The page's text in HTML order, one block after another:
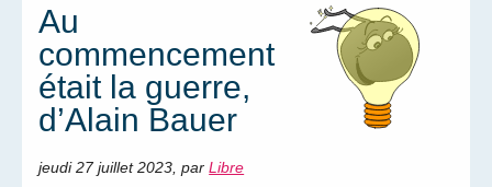
Au
commencement
était la guerre,
d’Alain Bauer
jeudi 27 juillet 2023,parLibre